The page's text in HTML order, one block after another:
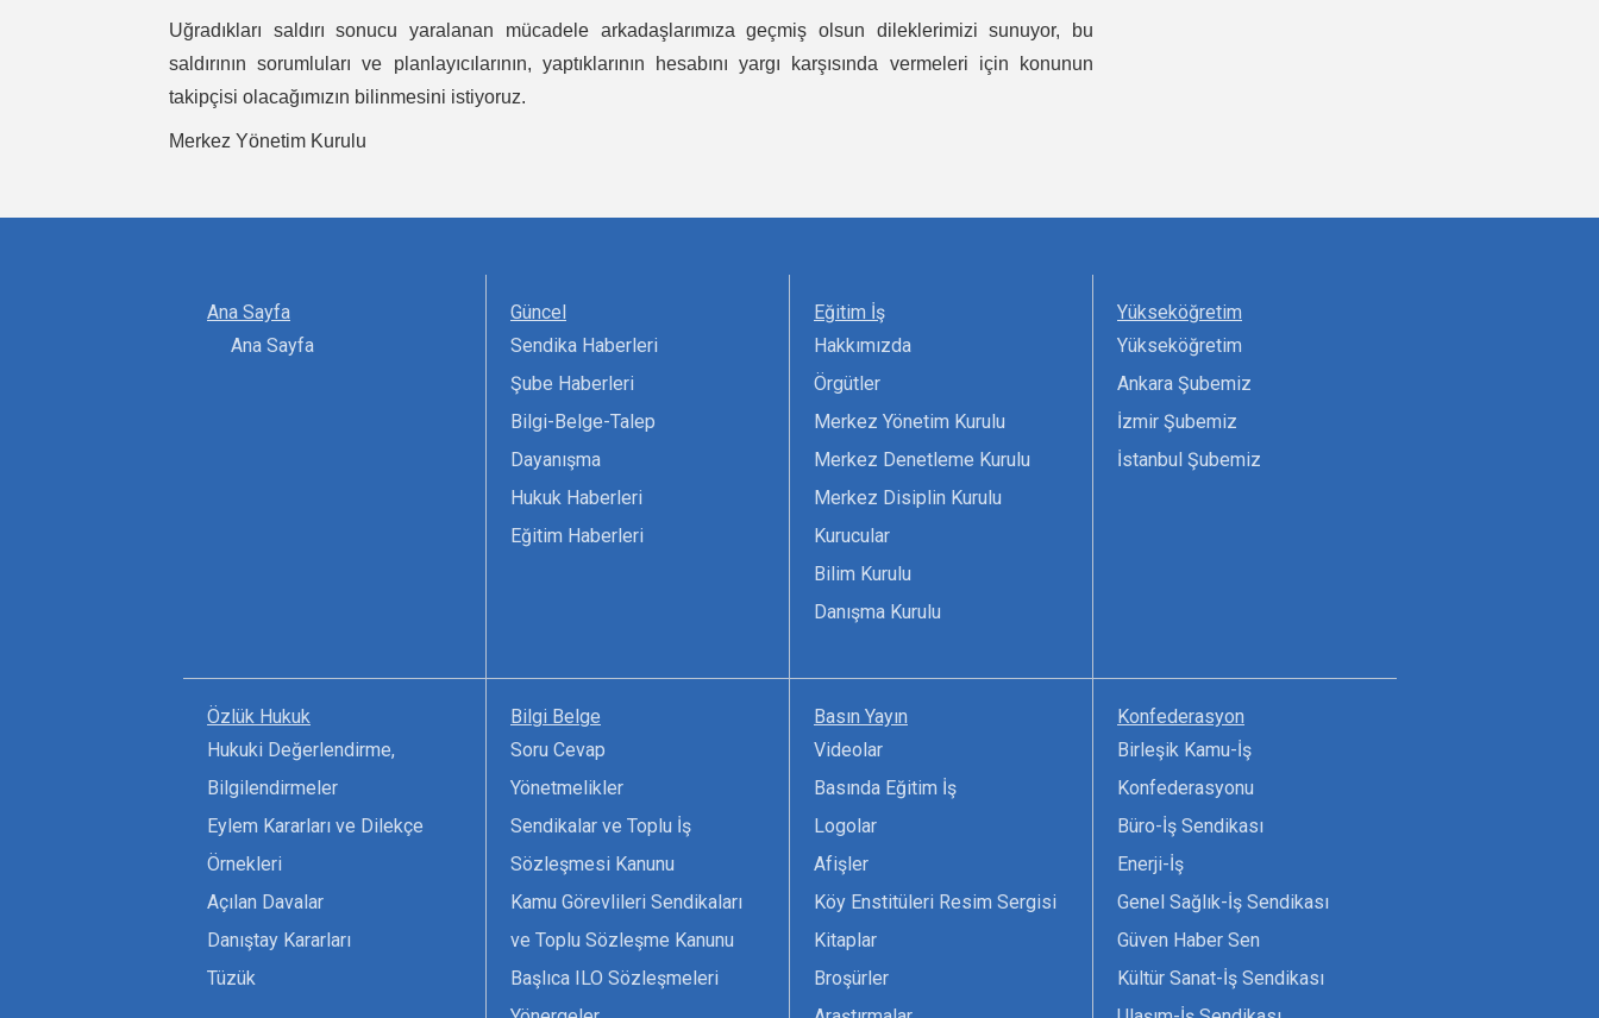
Uğradıkları saldırı sonucu yaralanan mücadele arkadaşlarımıza geçmiş olsun dileklerimizi sunuyor, bu
saldırının sorumluları ve planlayıcılarının, yaptıklarının hesabını yargı karşısında vermeleri için konunun
takipçisi olacağımızın bilinmesini istiyoruz.
Merkez Yönetim Kurulu
Ana Sayfa
Ana Sayfa
Güncel
Sendika Haberleri
Şube Haberleri
Bilgi-Belge-Talep
Dayanışma
Hukuk Haberleri
Eğitim Haberleri
Eğitim İş
Hakkımızda
Örgütler
Merkez Yönetim Kurulu
Merkez Denetleme Kurulu
Merkez Disiplin Kurulu
Kurucular
Bilim Kurulu
Danışma Kurulu
Yükseköğretim
Yükseköğretim
Ankara Şubemiz
İzmir Şubemiz
İstanbul Şubemiz
Özlük Hukuk
Hukuki Değerlendirme,
Bilgilendirmeler
Eylem Kararları ve Dilekçe
Örnekleri
Açılan Davalar
Danıştay Kararları
Tüzük
Bilgi Belge
Soru Cevap
Yönetmelikler
Sendikalar ve Toplu İş
Sözleşmesi Kanunu
Kamu Görevlileri Sendikaları
ve Toplu Sözleşme Kanunu
Başlıca ILO Sözleşmeleri
Basın Yayın
Videolar
Basında Eğitim İş
Logolar
Afişler
Köy Enstitüleri Resim Sergisi
Kitaplar
Broşürler
Konfederasyon
Birleşik Kamu-İş
Konfederasyonu
Büro-İş Sendikası
Enerji-İş
Genel Sağlık-İş Sendikası
Güven Haber Sen
Kültür Sanat-İş Sendikası